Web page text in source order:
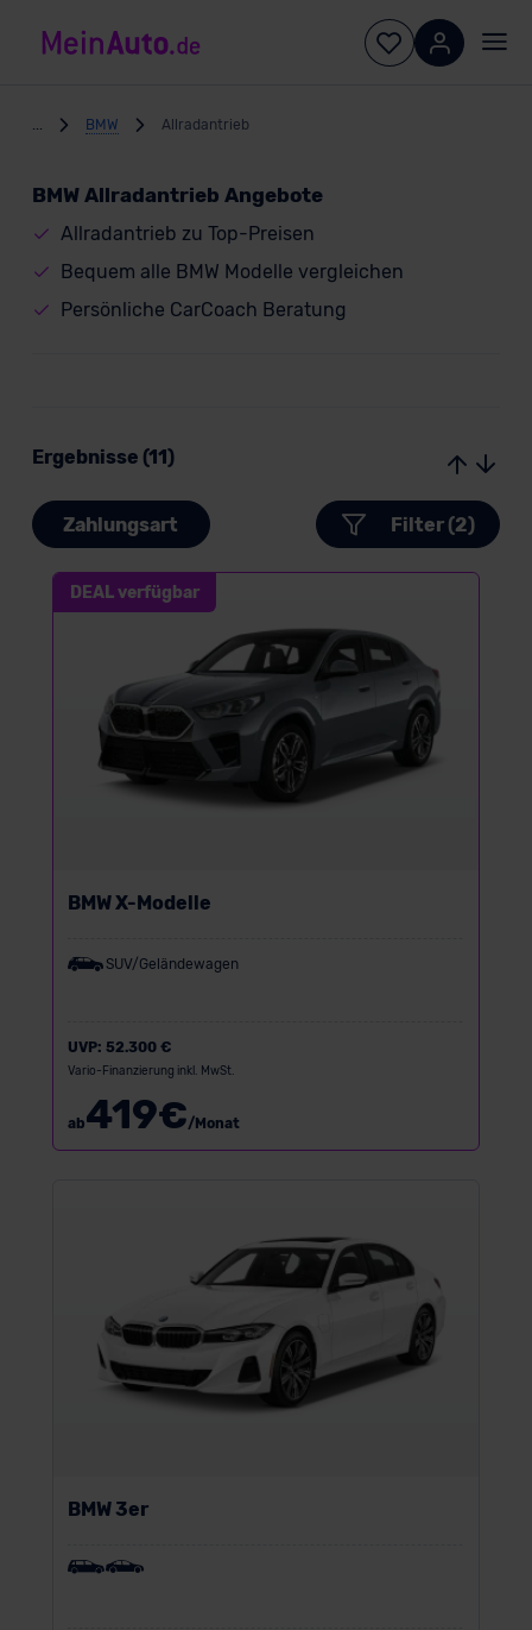
BMW Allradantrieb
BMW Allradantrieb Angebote
Allradantrieb zu Top-Preisen
Bequem alle BMW Modelle vergleichen
Persönliche CarCoach Beratung
Ergebnisse (11)
Zahlungsart Filter (2)
DEAL verfügbar
BMW X-Modelle
SUV/Geländewagen
UVP: 52.300 €
Vario-Finanzierung inkl. MwSt.
ab419€/Monat
BMW 3er